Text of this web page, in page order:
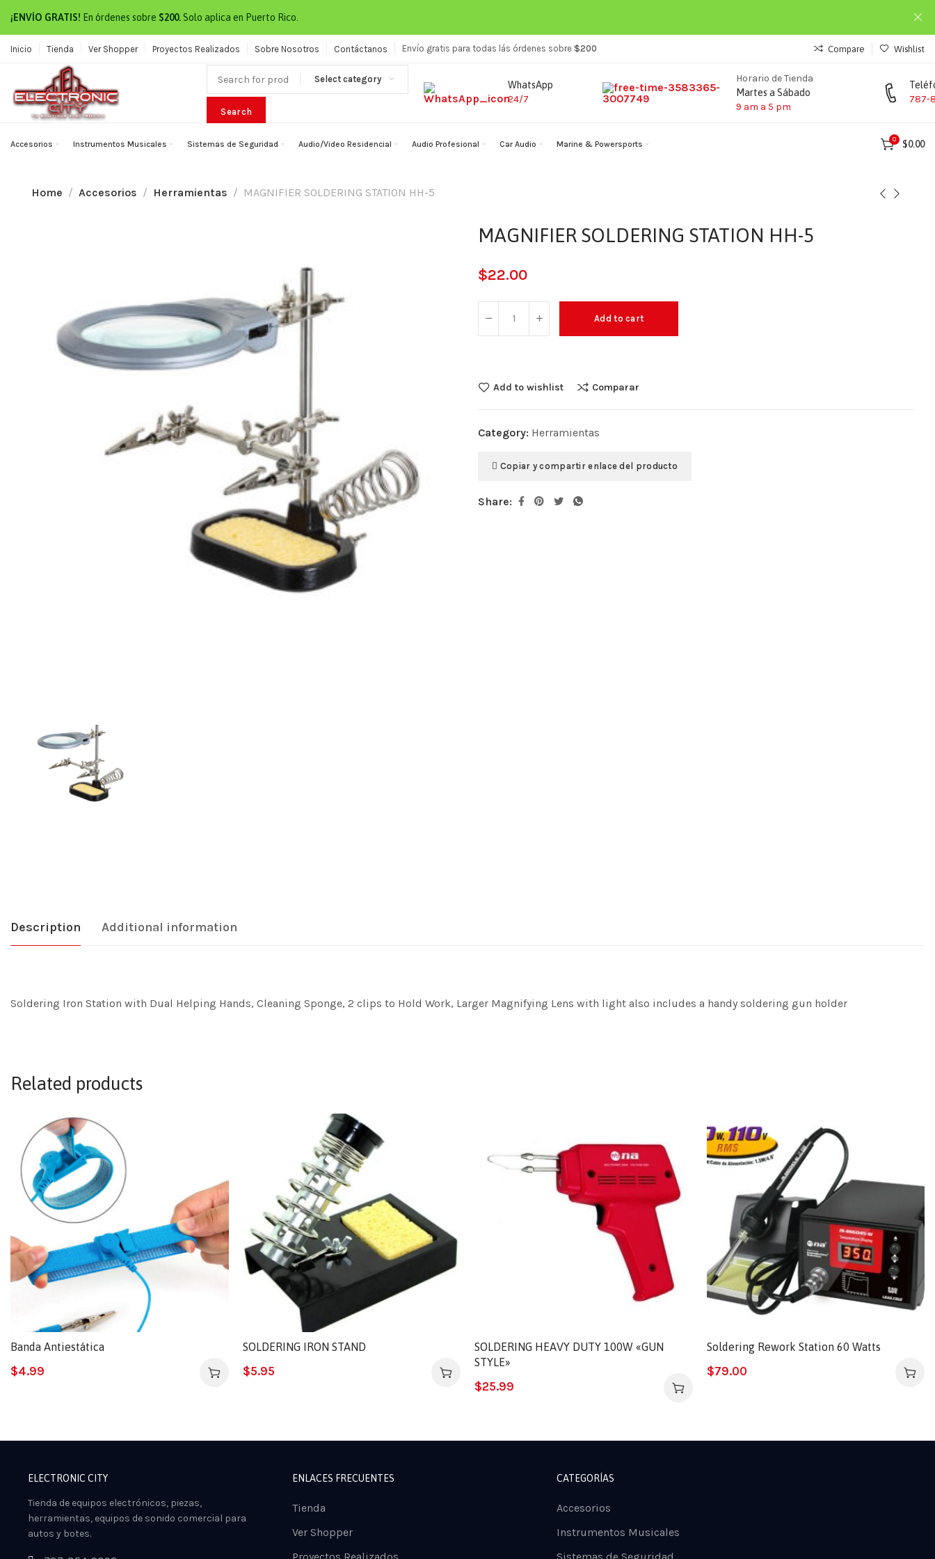
¡ENVÍO GRATIS! En órdenes sobre $200. Solo aplica en Puerto Rico.
Inicio Tienda Ver Shopper Proyectos Realizados Sobre Nosotros Contáctanos Envío gratis para todas lás órdenes sobre $200 Compare Wishlist
Select category
Search
WhatsApp
24/7
Horario de Tienda
Martes a Sábado
9 am a 5 pm
787-
Accesorios Instrumentos Musicales Sistemas de Seguridad Audio/Video Residencial Audio Profesional Car Audio Marine & Powersports 0 $0.00
Home Accesorios Herramientas MAGNIFIER SOLDERING STATION HH-5
MAGNIFIER SOLDERING STATION HH-5
$22.00
Add to cart
Add to wishlist Comparar
Category: Herramientas
Copiar y compartir enlace del producto
Share:
Description Additional information
Soldering Iron Station with Dual Helping Hands, Cleaning Sponge, 2 clips to Hold Work, Larger Magnifying Lens with light also includes a handy soldering gun holder
Related products
Banda Antiestática
$4.99
SOLDERING IRON STAND
$5.95
SOLDERING HEAVY DUTY 100W «GUN
STYLE»
$25.99
Soldering Rework Station 60 Watts
$79.00
ELECTRONIC CITY
Tienda de equipos electrónicos, piezas,
herramientas, equipos de sonido comercial para
autos y botes.
ENLACES FRECUENTES
Tienda
Ver Shopper
CATEGORÍAS
Accesorios
Instrumentos Musicales